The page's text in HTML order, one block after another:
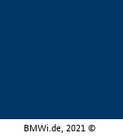
BMWi.de, 2021 ©